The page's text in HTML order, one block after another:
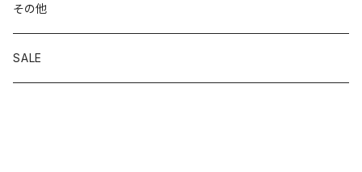
その他
SALE